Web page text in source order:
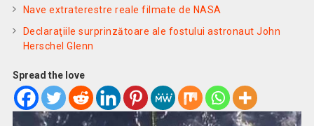
Nave extraterestre reale filmate de NASA
Declaraţiile surprinzătoare ale fostului astronaut John
Herschel Glenn
Spread the love